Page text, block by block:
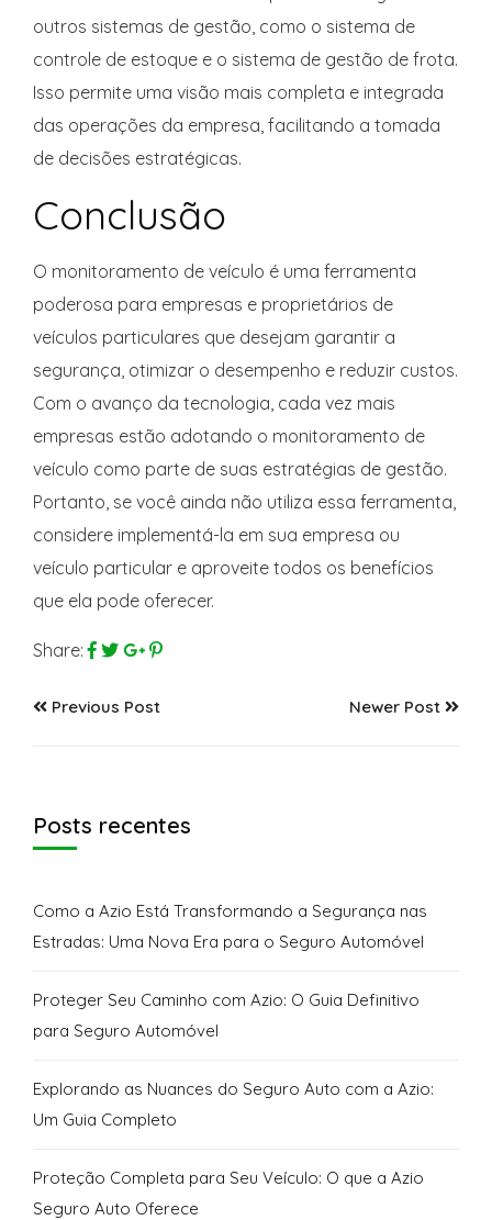
outros sistemas de gestão, como o sistema de
controle de estoque e o sistema de gestão de frota.
Isso permite uma visão mais completa e integrada
das operações da empresa, facilitando a tomada
de decisões estratégicas.
Conclusão
O monitoramento de veículo é uma ferramenta
poderosa para empresas e proprietários de
veículos particulares que desejam garantir a
segurança, otimizar o desempenho e reduzir custos.
Com o avanço da tecnologia, cada vez mais
empresas estão adotando o monitoramento de
veículo como parte de suas estratégias de gestão.
Portanto, se você ainda não utiliza essa ferramenta,
considere implementá-la em sua empresa ou
veículo particular e aproveite todos os benefícios
que ela pode oferecer.
Share:
Previous Post Newer Post
Posts recentes
Como a Azio Está Transformando a Segurança nas
Estradas: Uma Nova Era para o Seguro Automóvel
Proteger Seu Caminho com Azio: O Guia Definitivo
para Seguro Automóvel
Explorando as Nuances do Seguro Auto com a Azio:
Um Guia Completo
Proteção Completa para Seu Veículo: O que a Azio
Seguro Auto Oferece